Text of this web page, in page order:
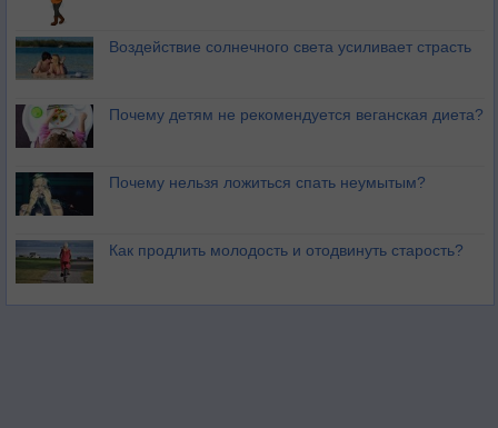
Воздействие солнечного света усиливает страсть
Почему детям не рекомендуется веганская диета?
Почему нельзя ложиться спать неумытым?
Как продлить молодость и отодвинуть старость?